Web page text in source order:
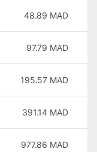
48.89 MAD
97.79 MAD
195.57 MAD
391.14 MAD
977.86 MAD